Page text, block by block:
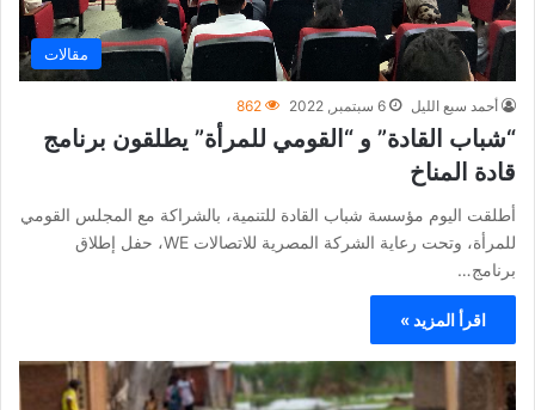
مقالات
أحمد سبع الليل 6 سبتمبر, 2022 862
“شباب القادة” و “القومي للمرأة” يطلقون برنامج
قادة المناخ
أطلقت اليوم مؤسسة شباب القادة للتنمية، بالشراكة مع المجلس القومي
للمرأة، وتحت رعاية الشركة المصرية للاتصالات WE، حفل إطلاق
برنامج…
اقرأ المزيد »